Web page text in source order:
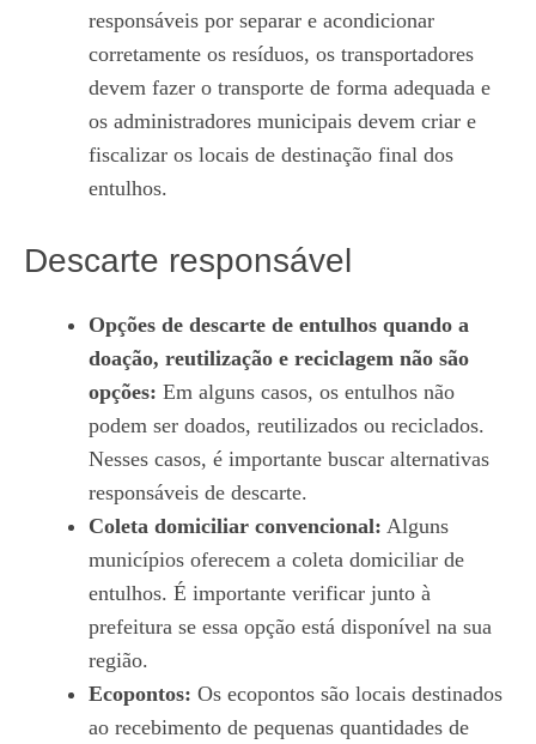
responsáveis por separar e acondicionar
corretamente os resíduos, os transportadores
devem fazer o transporte de forma adequada e
os administradores municipais devem criar e
fiscalizar os locais de destinação final dos
entulhos.
Descarte responsável
Opções de descarte de entulhos quando a
doação, reutilização e reciclagem não são
opções: Em alguns casos, os entulhos não
podem ser doados, reutilizados ou reciclados.
Nesses casos, é importante buscar alternativas
responsáveis de descarte.
Coleta domiciliar convencional: Alguns
municípios oferecem a coleta domiciliar de
entulhos. É importante verificar junto à
prefeitura se essa opção está disponível na sua
região.
Ecopontos: Os ecopontos são locais destinados
ao recebimento de pequenas quantidades de